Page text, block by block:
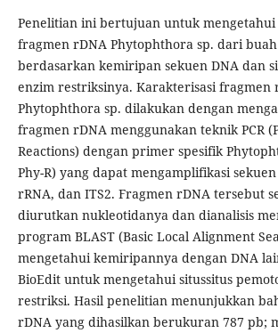
Penelitian ini bertujuan untuk
fragmen rDNA Phytophthora sp. dari
berdasarkan kemiripan sekuen DNA dan
enzim restriksinya. Karakterisasi fragmen
Phytophthora sp. dilakukan dengan
fragmen rDNA menggunakan teknik PCR
Reactions) dengan primer spesifik
Phy-R) yang dapat mengamplifikasi sekuen
rRNA, dan ITS2. Fragmen rDNA tersebut
diurutkan nukleotidanya dan dianalisis
program BLAST (Basic Local Alignment
mengetahui kemiripannya dengan DNA
BioEdit untuk mengetahui situssitus
restriksi. Hasil penelitian menunjukkan
rDNA yang dihasilkan berukuran 787 pb;